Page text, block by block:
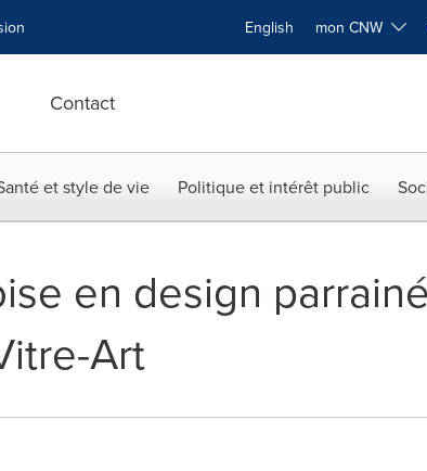
English mon CNW
Contact
et style de vie Politique et intérêt public
en design
Art